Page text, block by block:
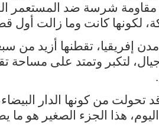
شرسة ضد المستعمر
لكونها كانت وما زالت أول
إفريقيا، تقطنها أزيد من
.
تحولت من كونها الدار
هذا الجزء الصغير هو ما